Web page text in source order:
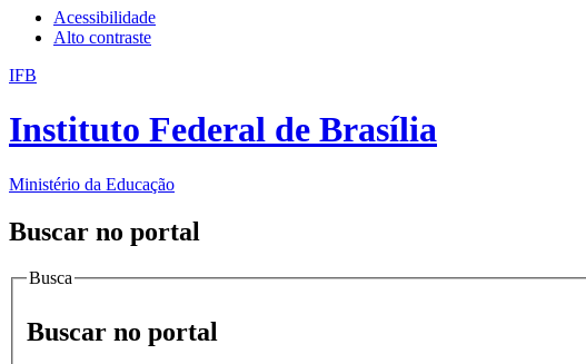
Acessibilidade
Alto contraste
IFB
Instituto Federal de Brasília
Ministério da Educação
Buscar no portal
Busca
Buscar no portal